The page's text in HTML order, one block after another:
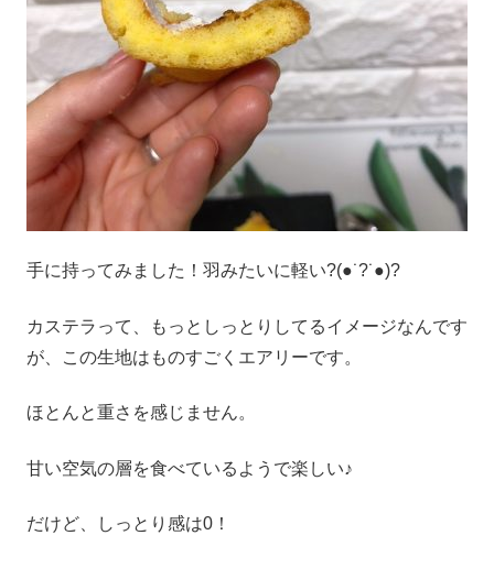
手に持ってみました！羽みたいに軽い?(●˙?˙●)?
カステラって、もっとしっとりしてるイメージなんです
が、この生地はものすごくエアリーです。
ほとんと重さを感じません。
甘い空気の層を食べているようで楽しい♪
だけど、しっとり感は0！